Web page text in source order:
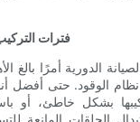
فترات
الدورية أمرًا بالغ
الوقود. حتى أفضل
بشكل خاطئ، أو